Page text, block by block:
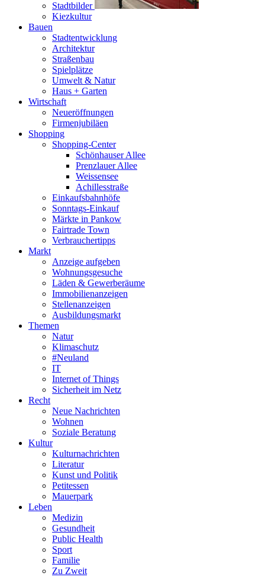
Stadtbilder
Kiezkultur
Bauen
Stadtentwicklung
Architektur
Straßenbau
Spielplätze
Umwelt & Natur
Haus + Garten
Wirtschaft
Neueröffnungen
Firmenjubiläen
Shopping
Shopping-Center
Schönhauser Allee
Prenzlauer Allee
Weissensee
Achillesstraße
Einkaufsbahnhöfe
Sonntags-Einkauf
Märkte in Pankow
Fairtrade Town
Verbrauchertipps
Markt
Anzeige aufgeben
Wohnungsgesuche
Läden & Gewerberäume
Immobilienanzeigen
Stellenanzeigen
Ausbildungsmarkt
Themen
Natur
Klimaschutz
#Neuland
IT
Internet of Things
Sicherheit im Netz
Recht
Neue Nachrichten
Wohnen
Soziale Beratung
Kultur
Kulturnachrichten
Literatur
Kunst und Politik
Petitessen
Mauerpark
Leben
Medizin
Gesundheit
Public Health
Sport
Familie
Zu Zweit